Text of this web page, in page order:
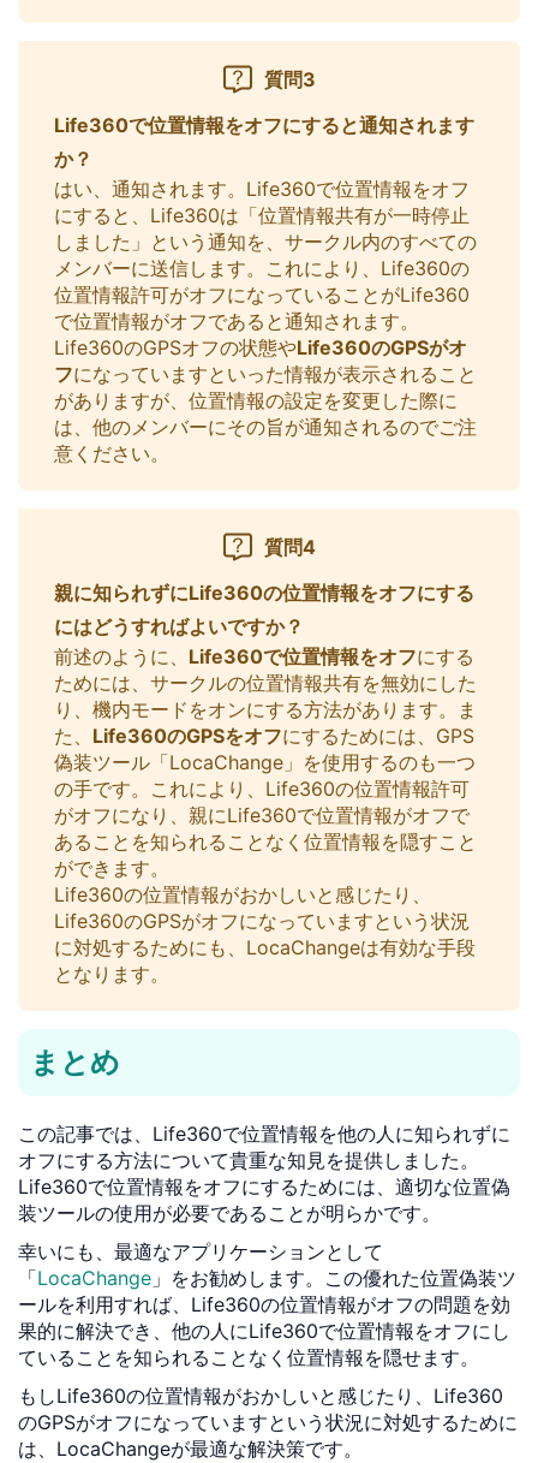
質問3
Life360で位置情報をオフにすると通知されます
か？
はい、通知されます。Life360で位置情報をオフ
にすると、Life360は「位置情報共有が一時停止
しました」という通知を、サークル内のすべての
メンバーに送信します。これにより、Life360の
位置情報許可がオフになっていることがLife360
で位置情報がオフであると通知されます。
Life360のGPSオフの状態やLife360のGPSがオ
フになっていますといった情報が表示されること
がありますが、位置情報の設定を変更した際に
は、他のメンバーにその旨が通知されるのでご注
意ください。
質問4
親に知られずにLife360の位置情報をオフにする
にはどうすればよいですか？
前述のように、 Life360で位置情報をオフにする
ためには、サークルの位置情報共有を無効にした
り、機内モードをオンにする方法があります。ま
た、 Life360のGPSをオフにするためには、GPS
偽装ツール「LocaChange」を使用するのも一つ
の手です。これにより、Life360の位置情報許可
がオフになり、親にLife360で位置情報がオフで
あることを知られることなく位置情報を隠すこと
ができます。
Life360の位置情報がおかしいと感じたり、
Life360のGPSがオフになっていますという状況
に対処するためにも、LocaChangeは有効な手段
となります。
まとめ
この記事では、Life360で位置情報を他の人に知られずに
オフにする方法について貴重な知見を提供しました。
Life360で位置情報をオフにするためには、適切な位置偽
装ツールの使用が必要であることが明らかです。
幸いにも、最適なアプリケーションとして
「LocaChange 」をお勧めします。この優れた位置偽装ツ
ールを利用すれば、Life360の位置情報がオフの問題を効
果的に解決でき、他の人にLife360で位置情報をオフにし
ていることを知られることなく位置情報を隠せます。
もしLife360の位置情報がおかしいと感じたり、Life360
のGPSがオフになっていますという状況に対処するために
は、LocaChangeが最適な解決策です。